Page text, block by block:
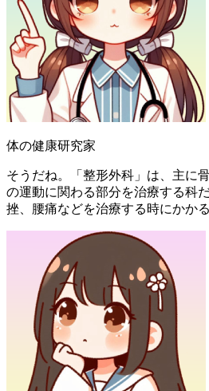
体の健康研究家
そうだね。「整形外科」は、主に
の運動に関わる部分を治療する科
挫、腰痛などを治療する時にかかる